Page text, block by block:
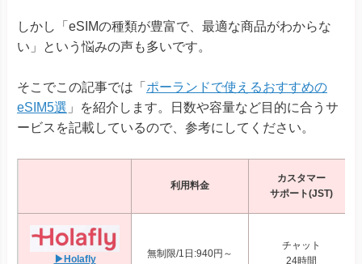
しかし「eSIMの種類が豊富で、最適な商品がわからな
い」という悩みの声も多いです。
そこでこの記事では「 ポーランドで使えるおすすめの
eSIM5選 」を紹介します。日数や容量など目的に合うサ
ービスを記載しているので、参考にしてください。
利用料金
カスタマー
サポート(JST)
▶Holafly
無制限/1日:940円～
チャット
24時間